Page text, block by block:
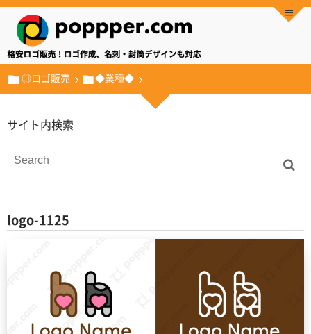
◎ロゴ販売 ◆業種◆
サイト内検索
logo-1125